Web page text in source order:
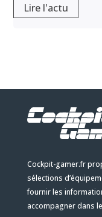
Lire l'actu
Cockpit-gamer.fr
sélections
fournir les
accompagner dans